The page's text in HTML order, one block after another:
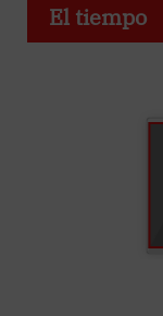
El tiempo